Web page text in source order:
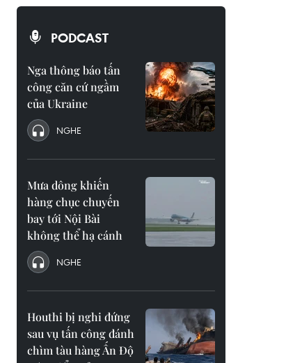
PODCAST
Nga thông báo tấn
công căn cứ ngầm
của Ukraine
NGHE
Mưa dông khiến
hàng chục chuyến
bay tới Nội Bài
không thể hạ cánh
NGHE
Houthi bị nghi đứng
sau vụ tấn công đánh
chìm tàu hàng Ấn Độ